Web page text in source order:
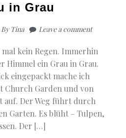
in Grau
ByTina Leave a comment
kein Regen. Immerhin
Himmel ein Grau in Grau.
eingepackt mache ich
Church Garden und von
Der Weg führt durch
Garten. Es blüht – Tulpen,
Der […]